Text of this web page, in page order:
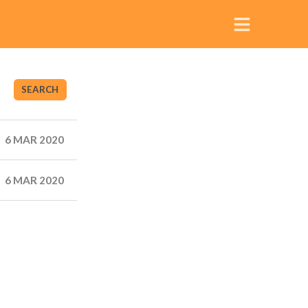
SEARCH
6 MAR 2020
6 MAR 2020